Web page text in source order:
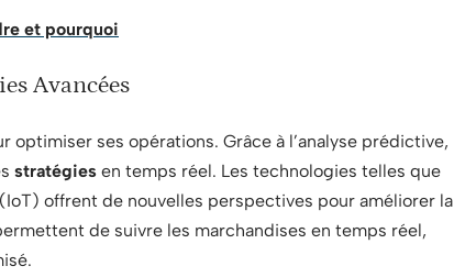
et pourquoi
Avancées
optimiser ses opérations. Grâce à l’analyse prédictive,
stratégies en temps réel. Les technologies telles que
offrent de nouvelles perspectives pour améliorer la
de suivre les marchandises en temps réel,